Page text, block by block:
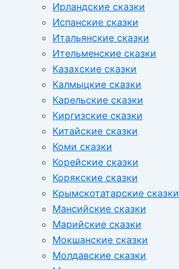
Ирландские сказки
Испанские сказки
Итальянские сказки
Ительменские сказки
Казахские сказки
Калмыцкие сказки
Карельские сказки
Киргизские сказки
Китайские сказки
Коми сказки
Корейские сказки
Корякские сказки
Крымскотатарские сказки
Мансийские сказки
Марийские сказки
Мокшанские сказки
Молдавские сказки